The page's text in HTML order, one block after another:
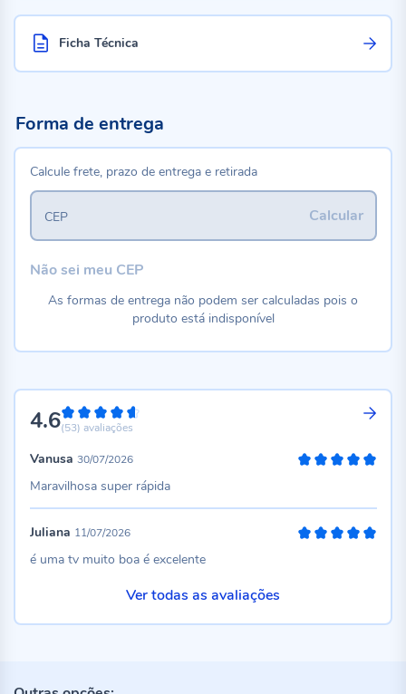
Ficha Técnica
4.692%
(53) avaliações
Vanusa 30/07/2026
Maravilhosa super rápida
Juliana 11/07/2026
é uma tv muito boa é excelente
Ver todas as avaliações
Forma de entrega
Calcule frete, prazo de entrega e retirada
Calcular
CEP
Não sei meu CEP
As formas de entrega não podem ser calculadas pois o
produto está indisponível